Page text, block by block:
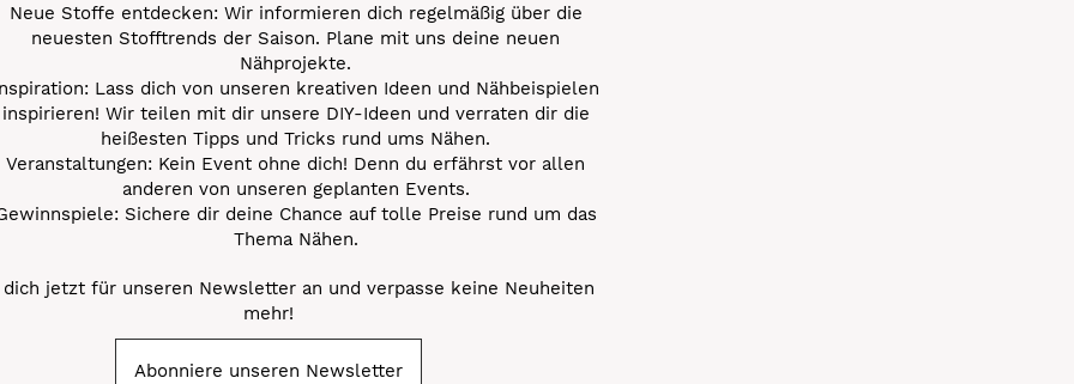
Neue Stoffe entdecken: Wir informieren dich regelmäßig über die
neuesten Stofftrends der Saison. Plane mit uns deine neuen
Nähprojekte.
Lass dich von unseren kreativen Ideen und Nähbeispielen
inspirieren! Wir teilen mit dir unsere DIY-Ideen und verraten dir die
heißesten Tipps und Tricks rund ums Nähen.
Veranstaltungen: Kein Event ohne dich! Denn du erfährst vor allen
anderen von unseren geplanten Events.
Sichere dir deine Chance auf tolle Preise rund um das
Thema Nähen.
dich jetzt für unseren Newsletter an und verpasse keine Neuheiten
mehr!
Abonniere unseren Newsletter